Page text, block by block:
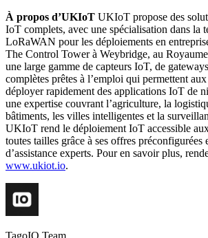
À propos d’UKIoT UKIoT propose des
IoT complets, avec une spécialisation dans la
LoRaWAN pour les déploiements en
The Control Tower à Weybridge, au
une large gamme de capteurs IoT, de
complètes prêtes à l’emploi qui permettent
déployer rapidement des applications IoT de
une expertise couvrant l’agriculture, la
bâtiments, les villes intelligentes et la
UKIoT rend le déploiement IoT accessible
toutes tailles grâce à ses offres préconfigurées
d’assistance experts. Pour en savoir plus,
www.ukiot.io.
TagoIO Team